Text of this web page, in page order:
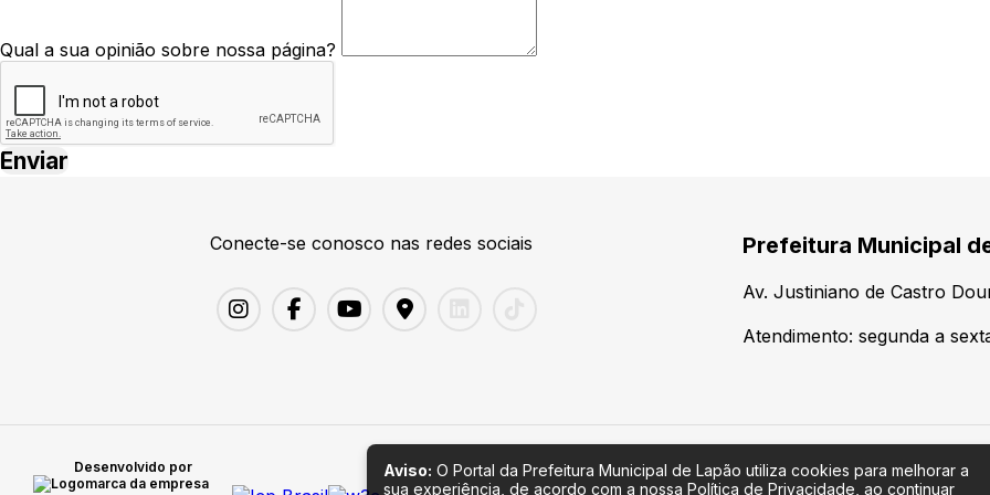
Qual a sua opinião sobre nossa página?
Conecte-se conosco nas redes sociais Prefeitura Municipal
Av. Justiniano de Castro
Atendimento: segunda a
Desenvolvido por Aviso: O Portal da Prefeitura Municipal de Lapão utiliza cookies para melhorar a
sua experiência, de acordo com a nossa Política de Privacidade, ao continuar